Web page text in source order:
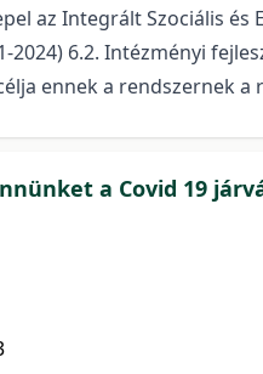
az Integrált Szociális
6.2. Intézményi
ennek a rendszernek a
a Covid 19